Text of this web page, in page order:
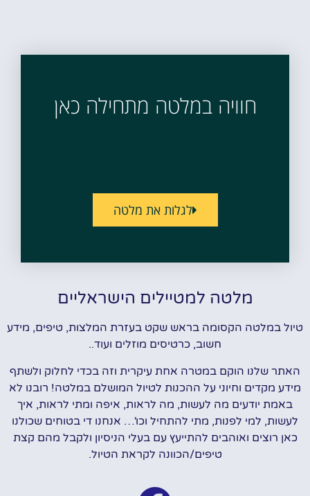
חוויה במלטה מתחילה כאן
לגלות את מלטה
מלטה למטיילים הישראליים
טיול במלטה הקסומה בראש שקט בעזרת המלצות, טיפים, מידע
חשוב, כרטיסים מוזלים ועוד..
האתר שלנו הוקם במטרה אחת עיקרית וזה בכדי לחלוק ולשתף
מידע מקדים וחיוני על ההכנות לטיול המושלם במלטה! רובנו לא
באמת יודעים מה לעשות, מה לראות, איפה ומתי לראות, איך
לעשות, למי לפנות, מתי להתחיל וכו'… אנחנו די בטוחים שכולנו
כאן רוצים ואוהבים להתייעץ עם בעלי הניסיון ולקבל מהם קצת
טיפים/הכוונה לקראת הטיול.